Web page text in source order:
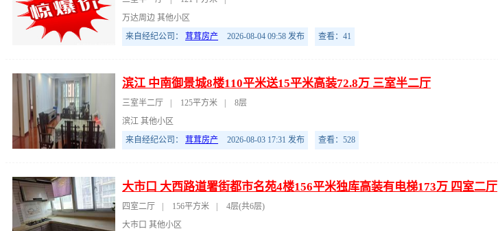
万达周边 其他小区
来自经纪公司： 茸茸房产 2026-08-04 09:58 发布 查看：41
滨江 中南御景城8楼110平米送15平米高装72.8万 三室半二厅
三室半二厅 125平方米
8层
滨江 其他小区
来自经纪公司： 茸茸房产 2026-08-03 17:31 发布 查看：528
大市口 大西路道署街都市名苑4楼156平米独库高装有电梯173万 四室二厅
四室二厅 156平方米
4层(共6层)
大市口 其他小区